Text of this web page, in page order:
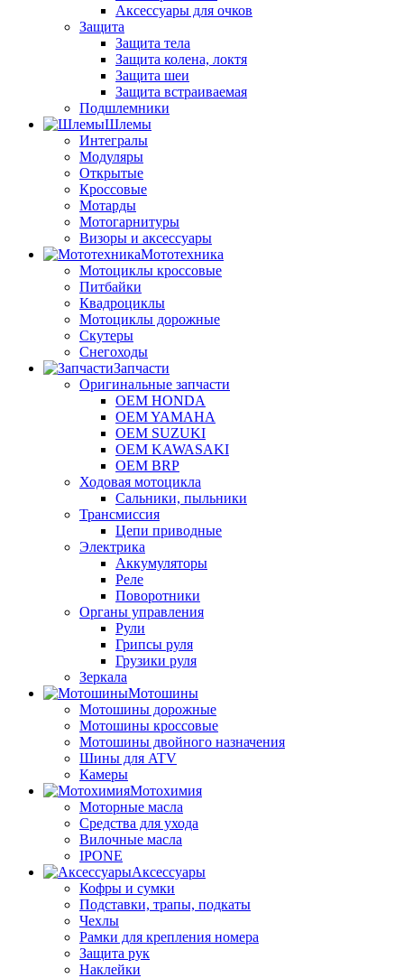
Аксессуары для очков
Защита
Защита тела
Защита колена, локтя
Защита шеи
Защита встраиваемая
Подшлемники
Шлемы
Интегралы
Модуляры
Открытые
Кроссовые
Мотарды
Мотогарнитуры
Визоры и аксессуары
Мототехника
Мотоциклы кроссовые
Питбайки
Квадроциклы
Мотоциклы дорожные
Скутеры
Снегоходы
Запчасти
Оригинальные запчасти
OEM HONDA
OEM YAMAHA
OEM SUZUKI
OEM KAWASAKI
OEM BRP
Ходовая мотоцикла
Сальники, пыльники
Трансмиссия
Цепи приводные
Электрика
Аккумуляторы
Реле
Поворотники
Органы управления
Рули
Грипсы руля
Грузики руля
Зеркала
Мотошины
Мотошины дорожные
Мотошины кроссовые
Мотошины двойного назначения
Шины для ATV
Камеры
Мотохимия
Моторные масла
Средства для ухода
Вилочные масла
IPONE
Аксессуары
Кофры и сумки
Подставки, трапы, подкаты
Чехлы
Рамки для крепления номера
Защита рук
Наклейки